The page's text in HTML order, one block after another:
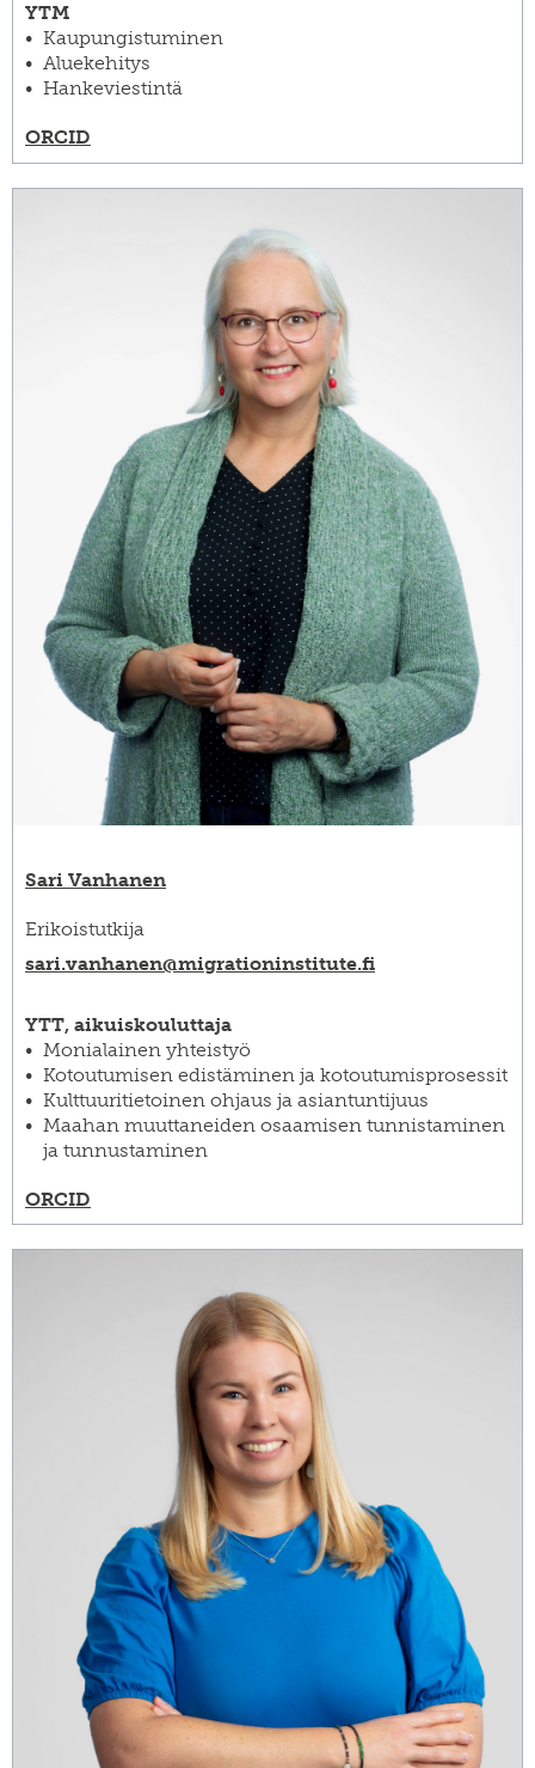
YTM
Kaupungistuminen
Aluekehitys
Hankeviestintä
ORCID
Sari Vanhanen
Erikoistutkija
sari.vanhanen@​migrationinstitute.fi
YTT, aikuiskouluttaja
Monialainen yhteistyö
Kotoutumisen edistäminen ja kotoutumisprosessit
Kulttuuritietoinen ohjaus ja asiantuntijuus
Maahan muuttaneiden osaamisen tunnistaminen
ja tunnustaminen
ORCID